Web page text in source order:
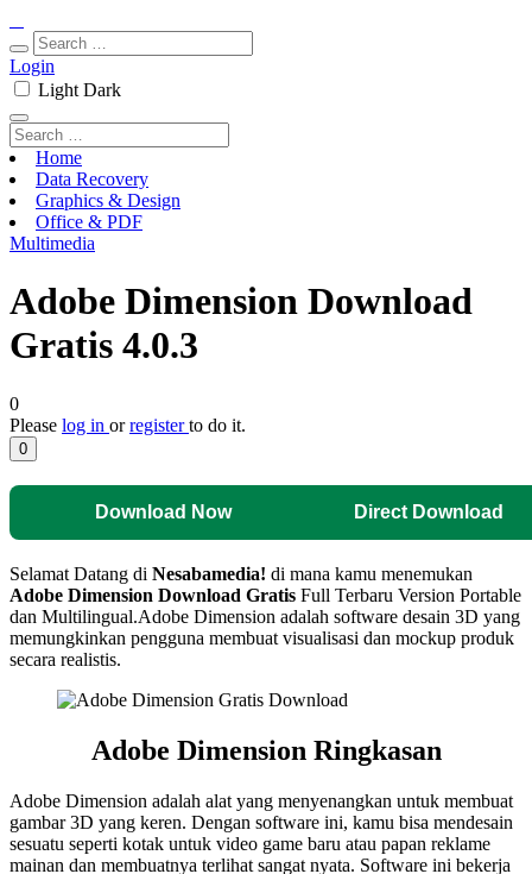
Login
Light Dark
Home
Data Recovery
Graphics & Design
Office & PDF
Multimedia
Adobe Dimension Download
Gratis 4.0.3
0
Please log in orregisterto do it.
0
Download Now Direct Download
Selamat Datang di Nesabamedia! di mana kamu menemukan
Adobe Dimension Download Gratis Full Terbaru Version Portable
dan Multilingual.Adobe Dimension adalah software desain 3D yang
memungkinkan pengguna membuat visualisasi dan mockup produk
secara realistis.
Adobe Dimension Ringkasan
Adobe Dimension adalah alat yang menyenangkan untuk membuat
gambar 3D yang keren. Dengan software ini, kamu bisa mendesain
sesuatu seperti kotak untuk video game baru atau papan reklame
mainan dan membuatnya terlihat sangat nyata. Software ini bekerja